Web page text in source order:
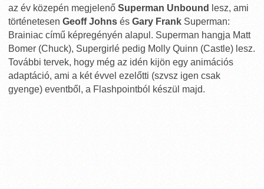
az év közepén megjelenő Superman Unbound
lesz, ami
történetesen Geoff Johns és Gary Frank Superman:
Brainiac című képregényén alapul. Superman hangja Matt
Bomer (Chuck), Supergirlé pedig Molly Quinn (Castle) lesz.
További tervek, hogy még az idén kijön egy animációs
adaptáció, ami a két évvel ezelőtti (szvsz igen csak
gyenge) eventből, a Flashpointból készül majd.